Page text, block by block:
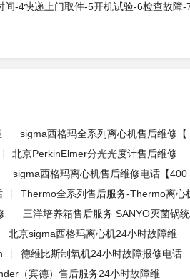
-4快递上门取件-5开机试验-6检查故障-
sigma西格玛全系列离心机售后维修【
北京PerkinElmer分光光度计售后维修
sigma西格玛离心机售后维修电话【400
Thermo全系列售后服务-Thermo离心
三洋培养箱售后服务 SANYO灭菌锅
北京sigma西格玛离心机24小时故障维
德维比斯制氧机24小时故障报修电话
（宾德）售后服务24小时故障维